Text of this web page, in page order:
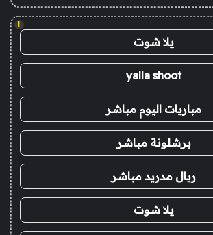
!
يلا شوت
yalla shoot
مباريات اليوم مباشر
برشلونة مباشر
ريال مدريد مباشر
يلا شوت